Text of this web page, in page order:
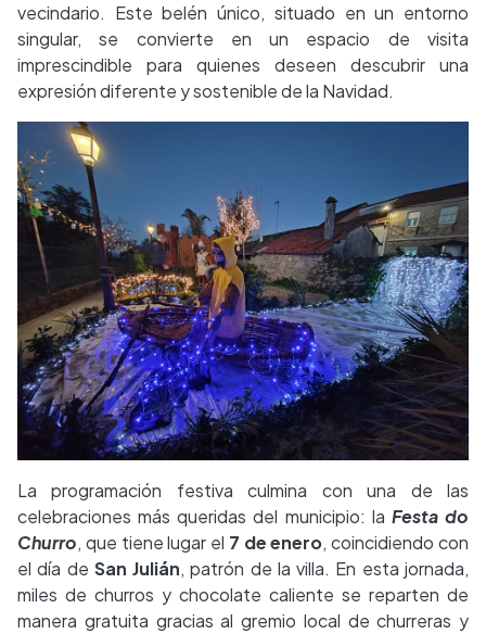
vecindario. Este belén único, situado en un entorno
singular, se convierte en un espacio de visita
imprescindible para quienes deseen descubrir una
expresión diferente y sostenible de la Navidad.
La programación festiva culmina con una de las
celebraciones más queridas del municipio: la Festa do
Churro, que tiene lugar el 7 de enero, coincidiendo con
el día de San Julián, patrón de la villa. En esta jornada,
miles de churros y chocolate caliente se reparten de
manera gratuita gracias al gremio local de churreras y